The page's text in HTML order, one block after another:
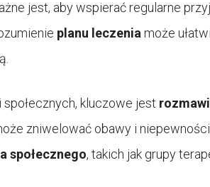
jest, aby wspierać regularne
planu leczenia może
kluczowe jest
zniwelować obawy i
społecznego, takich jak grupy